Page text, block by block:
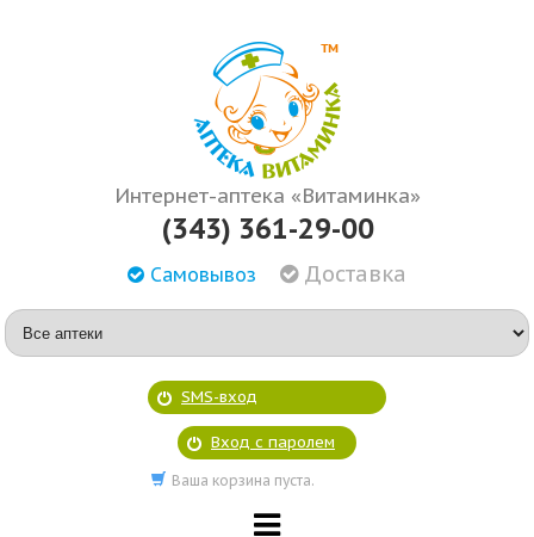
Интернет-аптека «Витаминка»
(343) 361-29-00
Самовывоз Доставка
SMS-вход
Вход с паролем
Ваша корзина пуста.